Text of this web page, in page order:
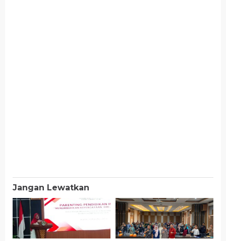
Jangan Lewatkan